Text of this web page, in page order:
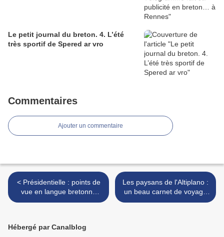
Le petit journal du breton. 4. L’été
très sportif de Spered ar vro
Commentaires
Ajouter un commentaire
< Présidentielle : points de
vue en langue bretonne
divergents
Les paysans de l'Altiplano :
un beau carnet de voyage
bilingue >
Hébergé par Canalblog